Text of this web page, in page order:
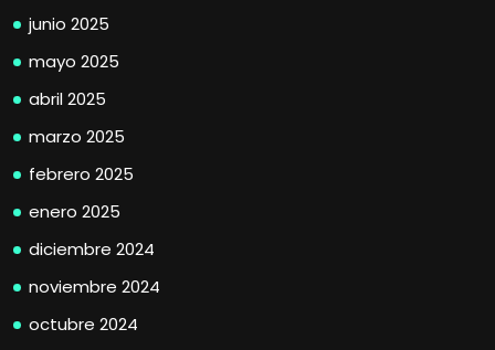
junio 2025
mayo 2025
abril 2025
marzo 2025
febrero 2025
enero 2025
diciembre 2024
noviembre 2024
octubre 2024